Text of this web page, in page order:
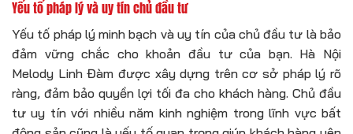
Yếu tố pháp lý và uy tín chủ đầu tư
Yếu tố pháp lý minh bạch và uy tín của chủ đầu tư là bảo
đảm vững chắc cho khoản đầu tư của bạn. Hà Nội
Melody Linh Đàm được xây dựng trên cơ sở pháp lý rõ
ràng, đảm bảo quyền lợi tối đa cho khách hàng. Chủ đầu
tư uy tín với nhiều năm kinh nghiệm trong lĩnh vực bất